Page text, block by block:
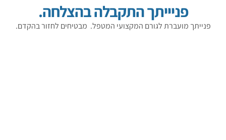
פניייתך התקבלה בהצלחה.
פנייתך מועברת לגורם המקצועי המטפל. מבטיחים לחזור בהקדם.